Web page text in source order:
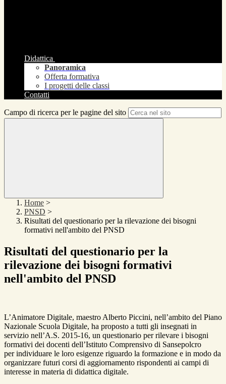
Didattica
Panoramica
Offerta formativa
I progetti delle classi
Contatti
Campo di ricerca per le pagine del sito
Home >
PNSD >
Risultati del questionario per la rilevazione dei bisogni
formativi nell'ambito del PNSD
Risultati del questionario per la
rilevazione dei bisogni formativi
nell'ambito del PNSD
L’Animatore Digitale, maestro Alberto Piccini, nell’ambito del Piano
Nazionale Scuola Digitale, ha proposto a tutti gli insegnati in
servizio nell’A.S. 2015-16, un questionario per rilevare i bisogni
formativi dei docenti dell’Istituto Comprensivo di Sansepolcro
per individuare le loro esigenze riguardo la formazione e in modo da
organizzare futuri corsi di aggiornamento rispondenti ai campi di
interesse in materia di didattica digitale.